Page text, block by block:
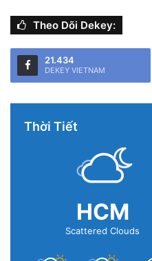
Theo Dõi Dekey:
21.434
DEKEY VIETNAM
Thời Tiết
HCM
Scattered Clouds